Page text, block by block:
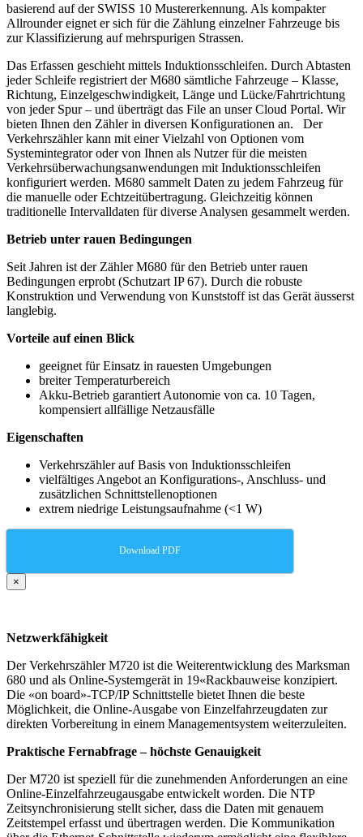
basierend auf der SWISS 10 Mustererkennung. Als kompakter
Allrounder eignet er sich für die Zählung einzelner Fahrzeuge bis
zur Klassifizierung auf mehrspurigen Strassen.
Das Erfassen geschieht mittels Induktionsschleifen. Durch Abtasten
jeder Schleife registriert der M680 sämtliche Fahrzeuge – Klasse,
Richtung, Einzelgeschwindigkeit, Länge und Lücke/Fahrtrichtung
von jeder Spur – und überträgt das File an unser Cloud Portal. Wir
bieten Ihnen den Zähler in diversen Konfigurationen an. Der
Verkehrszähler kann mit einer Vielzahl von Optionen vom
Systemintegrator oder von Ihnen als Nutzer für die meisten
Verkehrsüberwachungsanwendungen mit Induktionsschleifen
konfiguriert werden. M680 sammelt Daten zu jedem Fahrzeug für
die manuelle oder Echtzeitübertragung. Gleichzeitig können
traditionelle Intervalldaten für diverse Analysen gesammelt werden.
Betrieb unter rauen Bedingungen
Seit Jahren ist der Zähler M680 für den Betrieb unter rauen
Bedingungen erprobt (Schutzart IP 67). Durch die robuste
Konstruktion und Verwendung von Kunststoff ist das Gerät äusserst
langlebig.
Vorteile auf einen Blick
geeignet für Einsatz in rauesten Umgebungen
breiter Temperaturbereich
Akku-Betrieb garantiert Autonomie von ca. 10 Tagen,
kompensiert allfällige Netzausfälle
Eigenschaften
Verkehrszähler auf Basis von Induktionsschleifen
vielfältiges Angebot an Konfigurations-, Anschluss- und
zusätzlichen Schnittstellenoptionen
extrem niedrige Leistungsaufnahme (<1 W)
Download PDF
×
Netzwerkfähigkeit
Der Verkehrszähler M720 ist die Weiterentwicklung des Marksman
680 und als Online-Systemgerät in 19«Rackbauweise konzipiert.
Die «on board»-TCP/IP Schnittstelle bietet Ihnen die beste
Möglichkeit, die Online-Ausgabe von Einzelfahrzeugdaten zur
direkten Vorbereitung in einem Managementsystem weiterzuleiten.
Praktische Fernabfrage – höchste Genauigkeit
Der M720 ist speziell für die zunehmenden Anforderungen an eine
Online-Einzelfahrzeugausgabe entwickelt worden. Die NTP
Zeitsynchronisierung stellt sicher, dass die Daten mit genauem
Zeitstempel erfasst und übertragen werden. Die Kommunikation